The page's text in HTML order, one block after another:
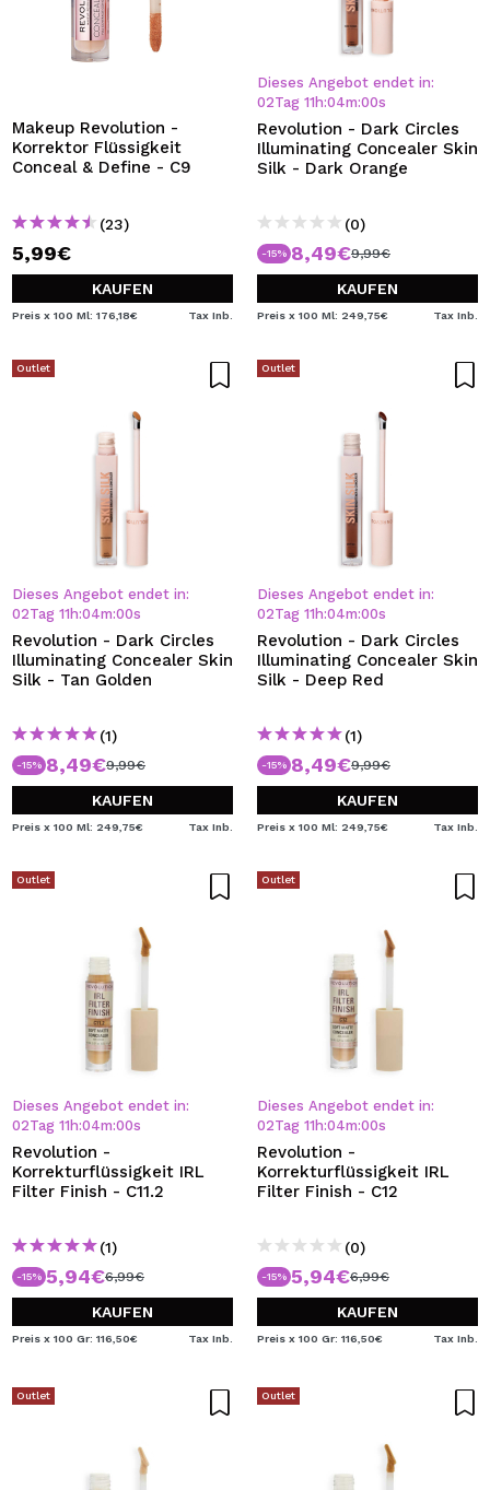
Makeup Revolution -
Korrektor Flüssigkeit
Conceal & Define - C9
(23)
5,99€
KAUFEN
Preis x 100 Ml: 176,18€ Tax Inb.
Dieses Angebot endet in:
02Tag 11 h:04m:00s
Revolution - Dark Circles
Illuminating Concealer Skin
Silk - Dark Orange
(0)
-15% 8,49€9,99€
KAUFEN
Preis x 100 Ml: 249,75€ Tax Inb.
Outlet
Dieses Angebot endet in:
02Tag 11 h:04m:00s
Revolution - Dark Circles
Illuminating Concealer Skin
Silk - Tan Golden
(1)
-15% 8,49€9,99€
KAUFEN
Preis x 100 Ml: 249,75€ Tax Inb.
Outlet
Dieses Angebot endet in:
02Tag 11 h:04m:00s
Revolution - Dark Circles
Illuminating Concealer Skin
Silk - Deep Red
(1)
-15% 8,49€9,99€
KAUFEN
Preis x 100 Ml: 249,75€ Tax Inb.
Outlet
Dieses Angebot endet in:
02Tag 11 h:04m:00s
Revolution -
Korrekturflüssigkeit IRL
Filter Finish - C11.2
(1)
-15% 5,94€6,99€
KAUFEN
Preis x 100 Gr: 116,50€ Tax Inb.
Outlet
Dieses Angebot endet in:
02Tag 11 h:04m:00s
Revolution -
Korrekturflüssigkeit IRL
Filter Finish - C12
(0)
-15% 5,94€6,99€
KAUFEN
Preis x 100 Gr: 116,50€ Tax Inb.
Outlet Outlet